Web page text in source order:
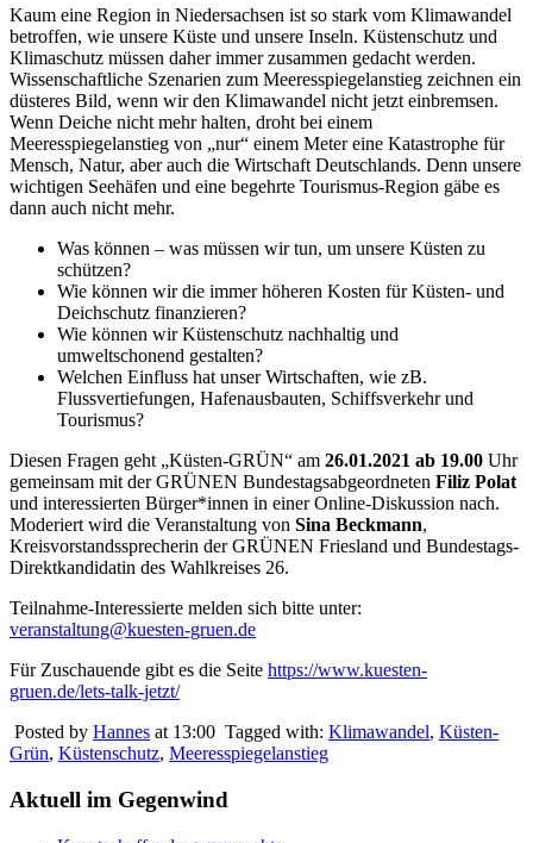
Kaum eine Region in Niedersachsen ist so stark vom Klimawandel
betroffen, wie unsere Küste und unsere Inseln. Küstenschutz und
Klimaschutz müssen daher immer zusammen gedacht werden.
Wissenschaftliche Szenarien zum Meeresspiegelanstieg zeichnen ein
düsteres Bild, wenn wir den Klimawandel nicht jetzt einbremsen.
Wenn Deiche nicht mehr halten, droht bei einem
Meeresspiegelanstieg von „nur“ einem Meter eine Katastrophe für
Mensch, Natur, aber auch die Wirtschaft Deutschlands. Denn unsere
wichtigen Seehäfen und eine begehrte Tourismus-Region gäbe es
dann auch nicht mehr.
Was können – was müssen wir tun, um unsere Küsten zu
schützen?
Wie können wir die immer höheren Kosten für Küsten- und
Deichschutz finanzieren?
Wie können wir Küstenschutz nachhaltig und
umweltschonend gestalten?
Welchen Einfluss hat unser Wirtschaften, wie zB.
Flussvertiefungen, Hafenausbauten, Schiffsverkehr und
Tourismus?
Diesen Fragen geht „Küsten-GRÜN“ am 26.01.2021 ab 19.00 Uhr
gemeinsam mit der GRÜNEN Bundestagsabgeordneten Filiz Polat
und interessierten Bürger*innen in einer Online-Diskussion nach.
Moderiert wird die Veranstaltung von Sina Beckmann,
Kreisvorstandssprecherin der GRÜNEN Friesland und Bundestags-
Direktkandidatin des Wahlkreises 26.
Teilnahme-Interessierte melden sich bitte unter:
veranstaltung@kuesten-gruen.de
Für Zuschauende gibt es die Seite https://www.kuesten-
gruen.de/lets-talk-jetzt/
Posted by Hannes at 13:00 Tagged with: Klimawandel, Küsten-
Grün, Küstenschutz, Meeresspiegelanstieg
Aktuell im Gegenwind